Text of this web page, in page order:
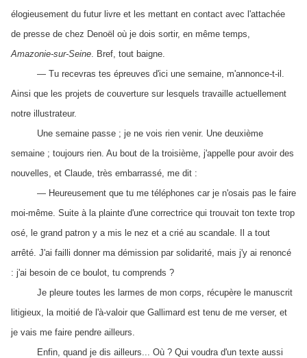
élogieusement du futur livre et les mettant en contact avec l'attachée
de presse de chez Denoël où je dois sortir, en même temps,
Amazonie-sur-Seine. Bref, tout baigne.
— Tu recevras tes épreuves d'ici une semaine, m'annonce-t-il.
Ainsi que les projets de couverture sur lesquels travaille actuellement
notre illustrateur.
Une semaine passe ; je ne vois rien venir. Une deuxième
semaine ; toujours rien. Au bout de la troisième, j'appelle pour avoir des
nouvelles, et Claude, très embarrassé, me dit :
— Heureusement que tu me téléphones car je n'osais pas le faire
moi-même. Suite à la plainte d'une correctrice qui trouvait ton texte trop
osé, le grand patron y a mis le nez et a crié au scandale. Il a tout
arrêté. J'ai failli donner ma démission par solidarité, mais j'y ai renoncé
: j'ai besoin de ce boulot, tu comprends ?
Je pleure toutes les larmes de mon corps, récupère le manuscrit
litigieux, la moitié de l'à-valoir que Gallimard est tenu de me verser, et
je vais me faire pendre ailleurs.
Enfin, quand je dis ailleurs... Où ? Qui voudra d'un texte aussi